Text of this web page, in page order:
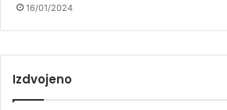
16/01/2024
Izdvojeno